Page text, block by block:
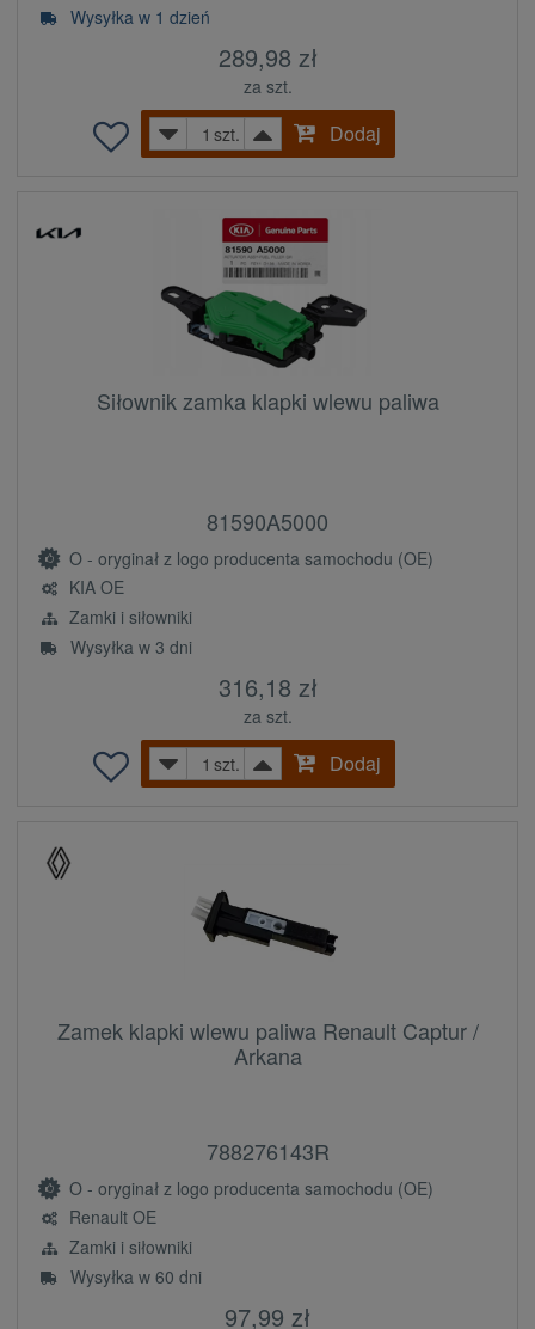
Wysyłka w 1 dzień
289,98 zł
za szt.
szt.
Dodaj
Siłownik zamka klapki wlewu paliwa
81590A5000
O - oryginał z logo producenta samochodu (OE)
KIA OE
Zamki i siłowniki
Wysyłka w 3 dni
316,18 zł
za szt.
szt.
Dodaj
Zamek klapki wlewu paliwa Renault Captur /
Arkana
788276143R
O - oryginał z logo producenta samochodu (OE)
Renault OE
Zamki i siłowniki
Wysyłka w 60 dni
97,99 zł